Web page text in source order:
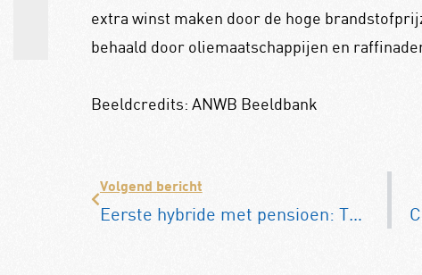
extra winst maken door de hoge
behaald door oliemaatschappijen en
Beeldcredits: ANWB Beeldbank
Volgend bericht
Eerste hybride met pensioen: Toyota Prius zwaait na bijna 30 jaar af